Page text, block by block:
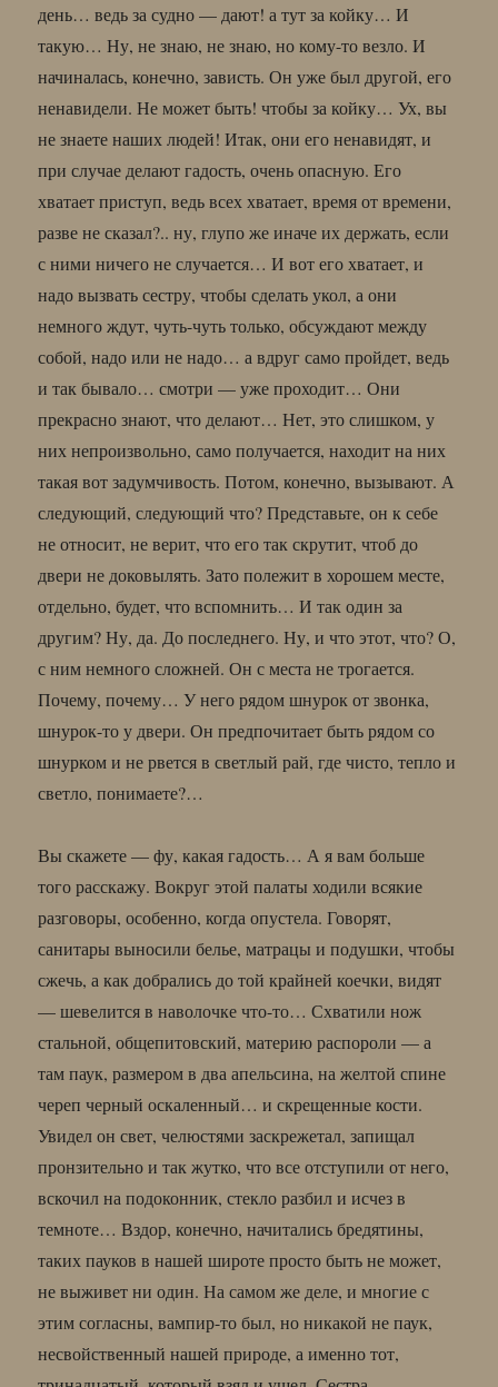
день… ведь за судно — дают! а тут за койку… И
такую… Ну, не знаю, не знаю, но кому-то везло. И
начиналась, конечно, зависть. Он уже был другой, его
ненавидели. Не может быть! чтобы за койку… Ух, вы
не знаете наших людей! Итак, они его ненавидят, и
при случае делают гадость, очень опасную. Его
хватает приступ, ведь всех хватает, время от времени,
разве не сказал?.. ну, глупо же иначе их держать, если
с ними ничего не случается… И вот его хватает, и
надо вызвать сестру, чтобы сделать укол, а они
немного ждут, чуть-чуть только, обсуждают между
собой, надо или не надо… а вдруг само пройдет, ведь
и так бывало… смотри — уже проходит… Они
прекрасно знают, что делают… Нет, это слишком, у
них непроизвольно, само получается, находит на них
такая вот задумчивость. Потом, конечно, вызывают. А
следующий, следующий что? Представьте, он к себе
не относит, не верит, что его так скрутит, чтоб до
двери не доковылять. Зато полежит в хорошем месте,
отдельно, будет, что вспомнить… И так один за
другим? Ну, да. До последнего. Ну, и что этот, что? О,
с ним немного сложней. Он с места не трогается.
Почему, почему… У него рядом шнурок от звонка,
шнурок-то у двери. Он предпочитает быть рядом со
шнурком и не рвется в светлый рай, где чисто, тепло и
светло, понимаете?…
Вы скажете — фу, какая гадость… А я вам больше
того расскажу. Вокруг этой палаты ходили всякие
разговоры, особенно, когда опустела. Говорят,
санитары выносили белье, матрацы и подушки, чтобы
сжечь, а как добрались до той крайней коечки, видят
— шевелится в наволочке что-то… Схватили нож
стальной, общепитовский, материю распороли — а
там паук, размером в два апельсина, на желтой спине
череп черный оскаленный… и скрещенные кости.
Увидел он свет, челюстями заскрежетал, запищал
пронзительно и так жутко, что все отступили от него,
вскочил на подоконник, стекло разбил и исчез в
темноте… Вздор, конечно, начитались бредятины,
таких пауков в нашей широте просто быть не может,
не выживет ни один. На самом же деле, и многие с
этим согласны, вампир-то был, но никакой не паук,
несвойственный нашей природе, а именно тот,